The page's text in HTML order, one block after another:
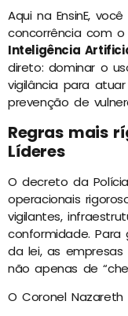
Aqui na EnsinE,
concorrência com
Inteligência
direto: dominar o
vigilância para
prevenção de
Regras mais
Líderes
O decreto da
operacionais
vigilantes,
conformidade.
da lei, as
não apenas de
O Coronel